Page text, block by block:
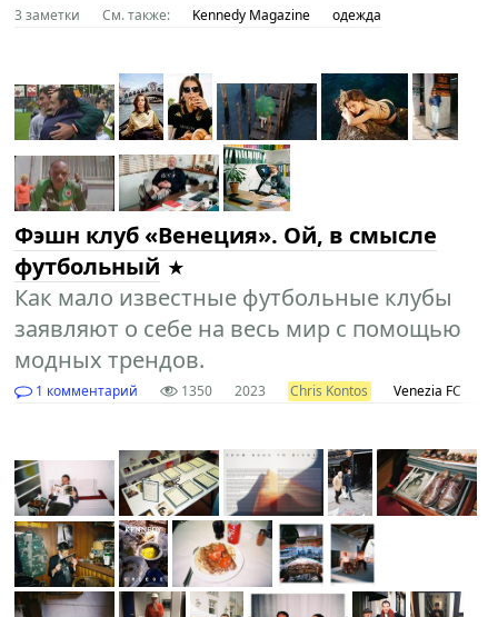
3 заметки См. также: Kennedy Magazine одежда
Фэшн клуб «Венеция». Ой, в смысле
футбольный
Как мало известные футбольные клубы
заявляют о себе на весь мир с помощью
модных трендов.
1 комментарий 1350 2023 Chris Kontos Venezia FC